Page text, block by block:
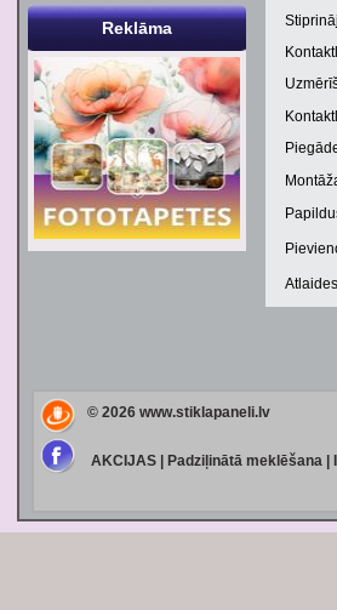
Reklāma
© 2026 www.stiklapaneli.lv
AKCIJAS| Padziļinātā meklēšana|